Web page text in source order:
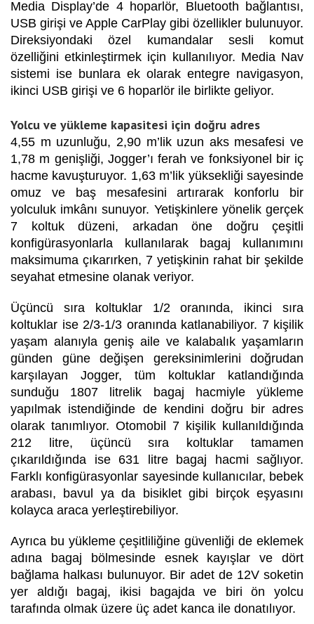
Media Display’de 4 hoparlör, Bluetooth bağlantısı,
USB girişi ve Apple CarPlay gibi özellikler bulunuyor.
Direksiyondaki özel kumandalar sesli komut
özelliğini etkinleştirmek için kullanılıyor. Media Nav
sistemi ise bunlara ek olarak entegre navigasyon,
ikinci USB girişi ve 6 hoparlör ile birlikte geliyor.
Yolcu ve yükleme kapasitesi için doğru adres
4,55 m uzunluğu, 2,90 m’lik uzun aks mesafesi ve
1,78 m genişliği, Jogger’ı ferah ve fonksiyonel bir iç
hacme kavuşturuyor. 1,63 m’lik yüksekliği sayesinde
omuz ve baş mesafesini artırarak konforlu bir
yolculuk imkânı sunuyor. Yetişkinlere yönelik gerçek
7 koltuk düzeni, arkadan öne doğru çeşitli
konfigürasyonlarla kullanılarak bagaj kullanımını
maksimuma çıkarırken, 7 yetişkinin rahat bir şekilde
seyahat etmesine olanak veriyor.
Üçüncü sıra koltuklar 1/2 oranında, ikinci sıra
koltuklar ise 2/3-1/3 oranında katlanabiliyor. 7 kişilik
yaşam alanıyla geniş aile ve kalabalık yaşamların
günden güne değişen gereksinimlerini doğrudan
karşılayan Jogger, tüm koltuklar katlandığında
sunduğu 1807 litrelik bagaj hacmiyle yükleme
yapılmak istendiğinde de kendini doğru bir adres
olarak tanımlıyor. Otomobil 7 kişilik kullanıldığında
212 litre, üçüncü sıra koltuklar tamamen
çıkarıldığında ise 631 litre bagaj hacmi sağlıyor.
Farklı konfigürasyonlar sayesinde kullanıcılar, bebek
arabası, bavul ya da bisiklet gibi birçok eşyasını
kolayca araca yerleştirebiliyor.
Ayrıca bu yükleme çeşitliliğine güvenliği de eklemek
adına bagaj bölmesinde esnek kayışlar ve dört
bağlama halkası bulunuyor. Bir adet de 12V soketin
yer aldığı bagaj, ikisi bagajda ve biri ön yolcu
tarafında olmak üzere üç adet kanca ile donatılıyor.